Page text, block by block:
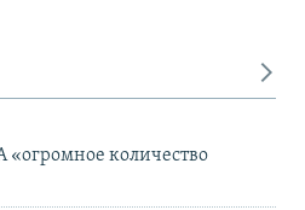
«огромное количество